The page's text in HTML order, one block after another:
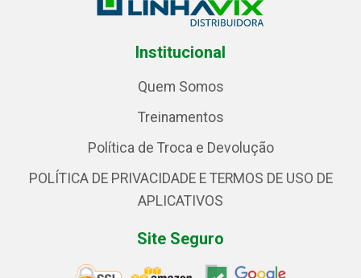
Institucional
Quem Somos
Treinamentos
Política de Troca e Devolução
POLÍTICA DE PRIVACIDADE E TERMOS DE USO DE
APLICATIVOS
Site Seguro